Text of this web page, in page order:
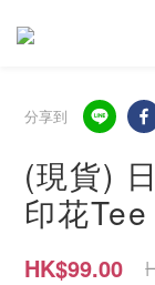
分享到
(現貨)
印花
HK$99.00